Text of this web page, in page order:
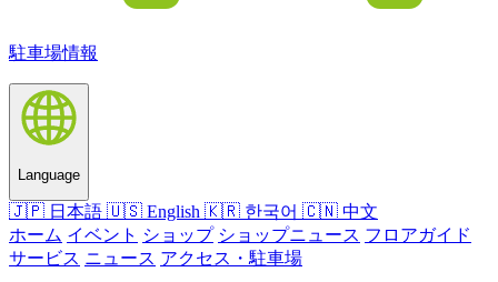
駐車場情報
Language
🇯🇵 日本語 🇺🇸 English 🇰🇷 한국어 🇨🇳 中文
ホーム イベント ショップ ショップニュース フロアガイド
サービス ニュース アクセス・駐車場